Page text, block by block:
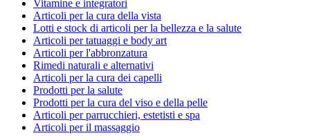
Vitamine e integratori
Articoli per la cura della vista
Lotti e stock di articoli per la bellezza e la salute
Articoli per tatuaggi e body art
Articoli per l'abbronzatura
Rimedi naturali e alternativi
Articoli per la cura dei capelli
Prodotti per la salute
Prodotti per la cura del viso e della pelle
Articoli per parrucchieri, estetisti e spa
Articoli per il massaggio